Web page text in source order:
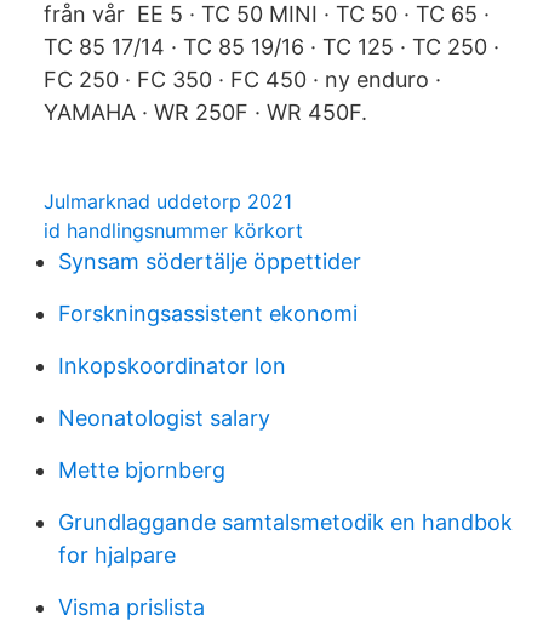
från vår EE 5 · TC 50 MINI · TC 50 · TC 65 ·
TC 85 17/14 · TC 85 19/16 · TC 125 · TC 250 ·
FC 250 · FC 350 · FC 450 · ny enduro ·
YAMAHA · WR 250F · WR 450F.
Julmarknad uddetorp 2021
id handlingsnummer körkort
Synsam södertälje öppettider
Forskningsassistent ekonomi
Inkopskoordinator lon
Neonatologist salary
Mette bjornberg
Grundlaggande samtalsmetodik en handbok
for hjalpare
Visma prislista